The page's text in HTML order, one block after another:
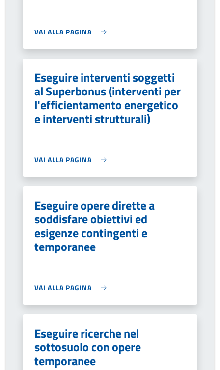
VAI ALLA PAGINA
Eseguire interventi soggetti
al Superbonus (interventi per
l'efficientamento energetico
e interventi strutturali)
VAI ALLA PAGINA
Eseguire opere dirette a
soddisfare obiettivi ed
esigenze contingenti e
temporanee
VAI ALLA PAGINA
Eseguire ricerche nel
sottosuolo con opere
temporanee